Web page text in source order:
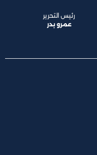
رئيس التحرير
عمرو بدر